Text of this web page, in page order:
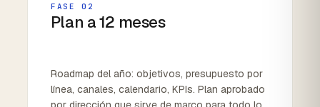
FASE 02
Plan a 12 meses
Roadmap del año: objetivos, presupuesto por
línea, canales, calendario, KPIs. Plan aprobado